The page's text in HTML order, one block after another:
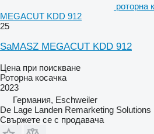
роторна
MEGACUT KDD 912
25
SaMASZ MEGACUT KDD 912
Цена при поискване
Роторна косачка
2023
Германия, Eschweiler
De Lage Landen Remarketing Solutions
Свържете се с продавача